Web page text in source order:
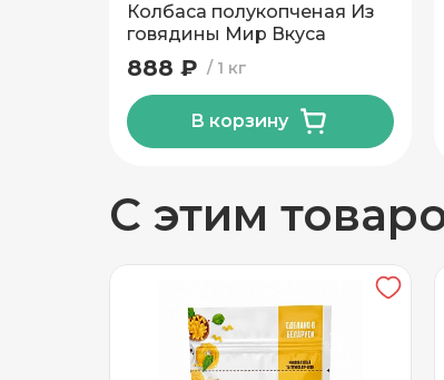
Колбаса полукопченая Из
говядины Мир Вкуса
1 кг
888 ₽
В корзину
С этим
Частный дом
Подтвердить